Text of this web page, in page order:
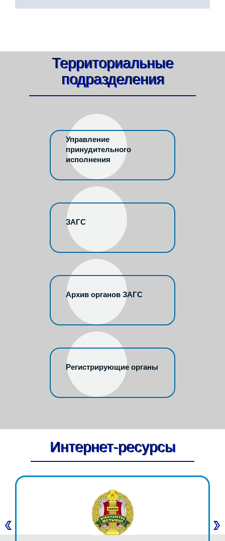
Территориальные
подразделения
Управление
принудительного
исполнения
ЗАГС
Архив органов ЗАГС
Регистрирующие органы
Интернет-ресурсы